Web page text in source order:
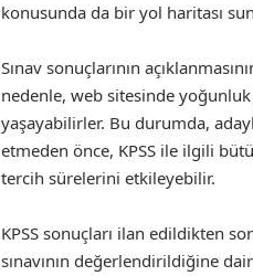
konusunda da bir yol haritası
Sınav sonuçlarının
nedenle, web sitesinde
yaşayabilirler. Bu durumda,
etmeden önce, KPSS ile ilgili
tercih sürelerini etkileyebilir.
KPSS sonuçları ilan edildikten
sınavının değerlendirildiğine